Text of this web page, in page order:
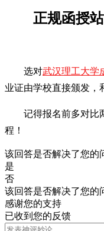
正规函授
选对武汉理工大学
业证由学校直接颁发，
记得报名前多对比
程！
该回答是否解决了您的
是
否
该回答是否解决了您的
感谢您的支持
已收到您的反馈